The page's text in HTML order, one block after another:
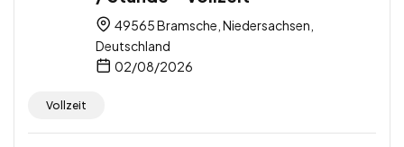
49565 Bramsche, Niedersachsen,
Deutschland
02/08/2026
Vollzeit